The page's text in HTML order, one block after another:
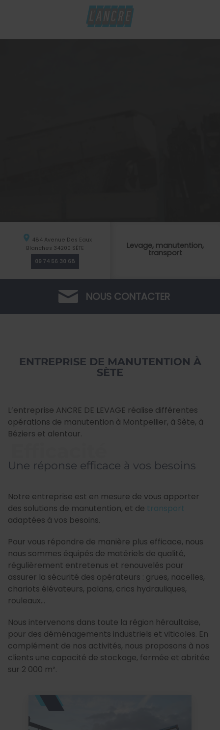
NOUS CONTACTER
484 Avenue Des Eaux
Blanches 34200 SÈTE
09 74 56 30 68
Levage, manutention,
transport
ENTREPRISE DE MANUTENTION À
SÈTE
L’entreprise ANCRE DE LEVAGE réalise différentes
opérations de manutention à Montpellier, à Sète, à
Béziers et alentour.
Une réponse efficace à vos besoins
Notre entreprise est en mesure de vous apporter
des solutions de manutention, et de transport
adaptées à vos besoins.
Pour vous répondre de manière plus efficace, nous
nous sommes équipés de matériels de qualité,
régulièrement entretenus et renouvelés pour
assurer la sécurité des opérateurs : grues, nacelles,
chariots élévateurs, palans, crics hydrauliques,
rouleaux…
Nous intervenons dans toute la région héraultaise,
pour des déménagements industriels et viticoles. En
complément de nos activités, nous proposons à nos
clients une capacité de stockage, fermée et abritée
sur 2 000 m².